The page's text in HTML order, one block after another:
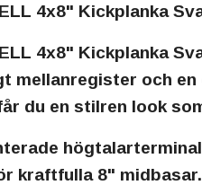
4x8" Kickplanka
4x8" Kickplanka
mellanregister och en
du en stilren look
kraftfulla 8"